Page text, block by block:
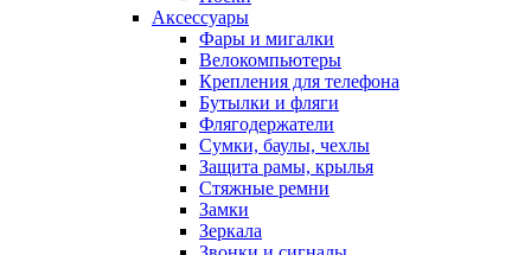
Аксессуары
Фары и мигалки
Велокомпьютеры
Крепления для телефона
Бутылки и фляги
Флягодержатели
Сумки, баулы, чехлы
Защита рамы, крылья
Стяжные ремни
Замки
Зеркала